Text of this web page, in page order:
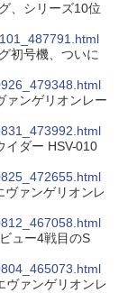
、シリーズ10位
初号機、ついに
ァンゲリオンレー
イダー HSV-010
ヴァンゲリオンレ
ュー4戦目のS
ヴァンゲリオンレ